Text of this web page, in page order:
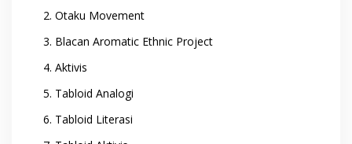
Otaku Movement
Blacan Aromatic Ethnic Project
Aktivis
Tabloid Analogi
Tabloid Literasi